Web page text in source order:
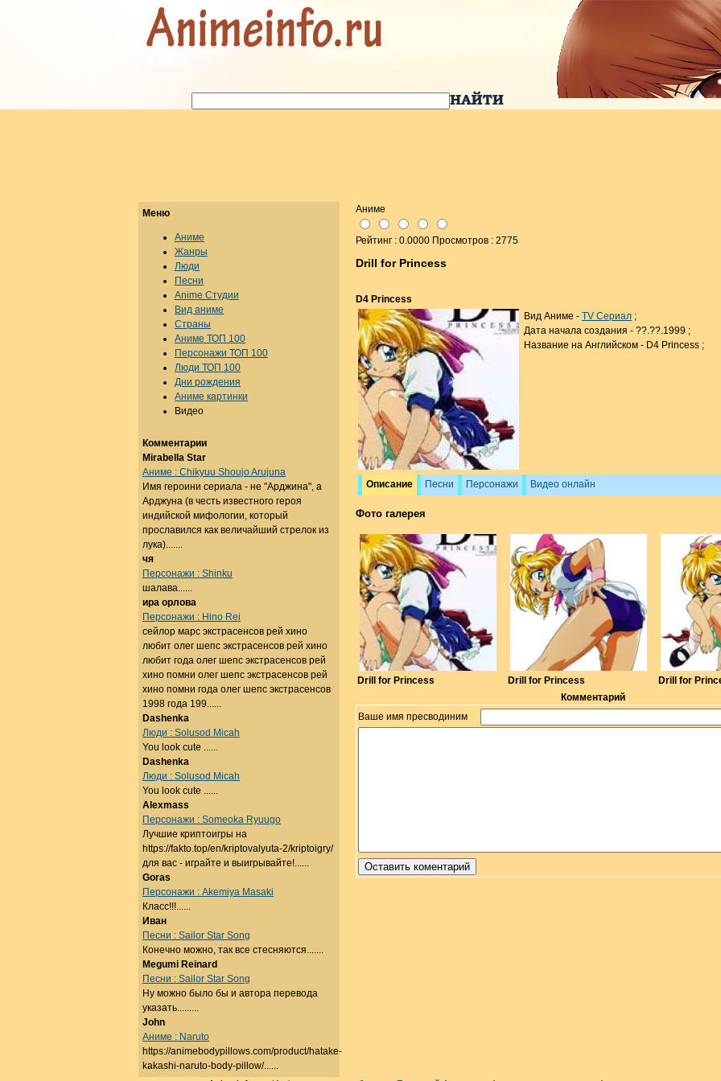
Аниме
Рейтинг : 0.0000 Просмотров : 2775
Drill for Princess
D4 Princess
Вид Аниме - TV Сериал ;
Дата начала создания - ??.??.1999 ;
Название на Английском - D4 Princess ;
Описание Песни Персонажи Видео онлайн
Фото галерея
Drill for Princess Drill for Princess
Drill for
Комментарий
Ваше имя пресводиним
Меню
Аниме
Жанры
Люди
Песни
Anime Студии
Вид аниме
Страны
Аниме ТОП 100
Персонажи ТОП 100
Люди ТОП 100
Дни рождения
Аниме картинки
Видео
Комментарии
Mirabella Star
Аниме : Chikyuu Shoujo Arujuna
Имя героини сериала - не "Арджина", а
Арджуна (в честь известного героя
индийской мифологии, который
прославился как величайший стрелок из
лука).......
чя
Персонажи : Shinku
шалава......
ира орлова
Персонажи : Hino Rei
сейлор марс экстрасенсов рей хино
любит олег шепс экстрасенсов рей хино
любит года олег шепс экстрасенсов рей
хино помни олег шепс экстрасенсов рей
хино помни года олег шепс экстрасенсов
1998 года 199......
Dashenka
Люди : Solusod Micah
You look cute ......
Dashenka
Люди : Solusod Micah
You look cute ......
Alexmass
Персонажи : Someoka Ryuugo
Лучшие криптоигры на
https://fakto.top/en/kriptovalyuta-2/kriptoigry/
для вас - играйте и выигрывайте!......
Goras
Персонажи : Akemiya Masaki
Класс!!!......
Иван
Песни : Sailor Star Song
Конечно можно, так все стесняются.......
Megumi Reinard
Песни : Sailor Star Song
Ну можно было бы и автора перевода
указать.........
John
Аниме : Naruto
https://animebodypillows.com/product/hatake-
kakashi-naruto-body-pillow/......